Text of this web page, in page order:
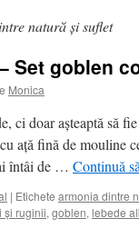
natură și suflet
Set goblen
Monica
ci doar așteaptă să
ață fină de mouline
întâi de … Continuă
| Etichete armonia dintre
și ruginii, goblen, lebede